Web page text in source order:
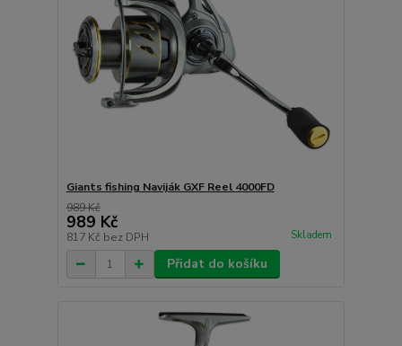
Giants fishing Naviják GXF Reel 4000FD
989 Kč
989 Kč
817 Kč bez DPH Skladem
Přidat do košíku